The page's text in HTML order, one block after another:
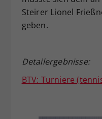
Steirer Lionel
geben.
Detailergebnisse:
BTV: Turniere